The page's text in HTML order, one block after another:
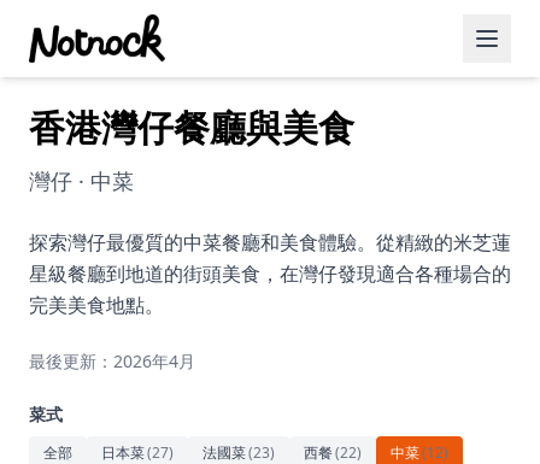
精選活動
博客文章
約會好去處
美食佳餚
香港灣仔餐廳與美食
灣仔 · 中菜
探索灣仔最優質的中菜餐廳和美食體驗。從精緻的米芝蓮
星級餐廳到地道的街頭美食，在灣仔發現適合各種場合的
完美美食地點。
最後更新：2026年4月
菜式
全部 日本菜(27) 法國菜(23) 西餐(22) 中菜(12)